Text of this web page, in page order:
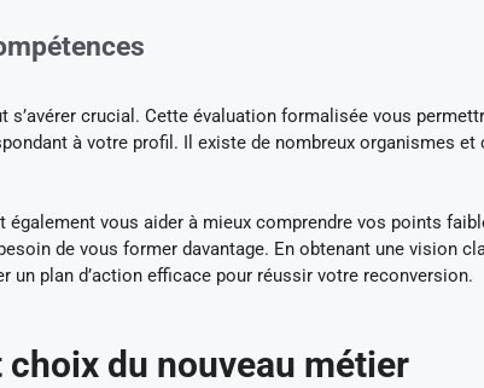
s’avérer crucial. Cette évaluation formalisée vous
à votre profil. Il existe de nombreux organismes
également vous aider à mieux comprendre vos points
de vous former davantage. En obtenant une vision
un plan d’action efficace pour réussir votre reconversion.
choix du nouveau métier